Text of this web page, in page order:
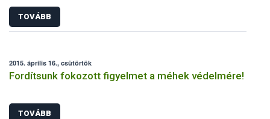
TOVÁBB
2015. április 16., csütörtök
Fordítsunk fokozott figyelmet a méhek védelmére!
TOVÁBB